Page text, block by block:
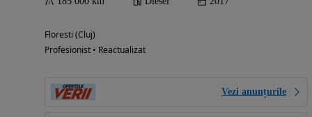
Floresti (Cluj)
Profesionist • Reactualizat
Vezi anunțurile